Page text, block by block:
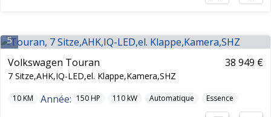
5
Volkswagen Touran
7 Sitze,AHK,IQ-LED,el. Klappe,Kamera,SHZ
38 949 €
10KM Année: 150HP 110kW Automatique Essence